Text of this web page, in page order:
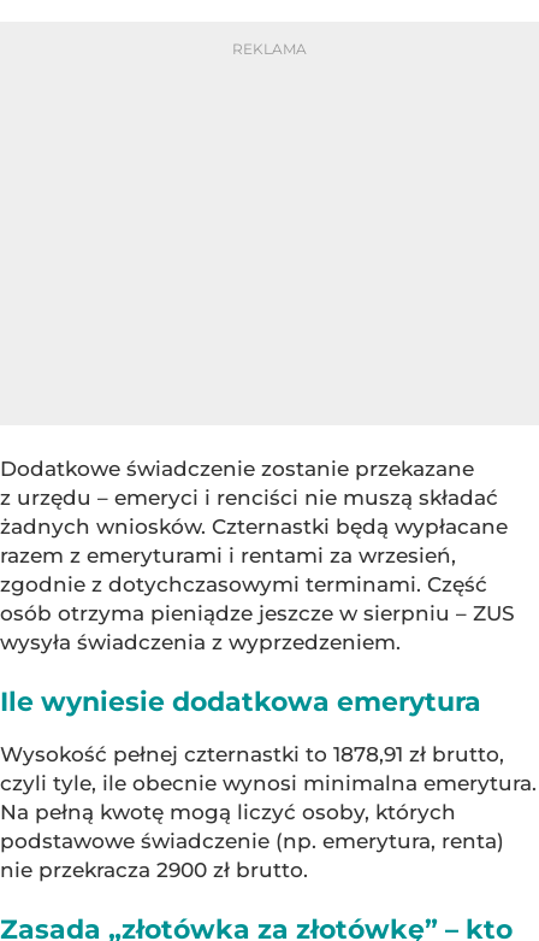
Dodatkowe świadczenie zostanie przekazane
z urzędu – emeryci i renciści nie muszą składać
żadnych wniosków. Czternastki będą wypłacane
razem z emeryturami i rentami za wrzesień,
zgodnie z dotychczasowymi terminami. Część
osób otrzyma pieniądze jeszcze w sierpniu – ZUS
wysyła świadczenia z wyprzedzeniem.
Ile wyniesie dodatkowa emerytura
Wysokość pełnej czternastki to 1878,91 zł brutto,
czyli tyle, ile obecnie wynosi minimalna emerytura.
Na pełną kwotę mogą liczyć osoby, których
podstawowe świadczenie (np. emerytura, renta)
nie przekracza 2900 zł brutto.
Zasada „złotówka za złotówkę” – kto